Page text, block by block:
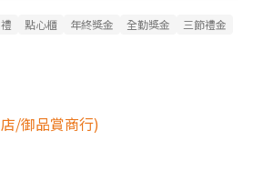
點心櫃 年終獎金 全勤獎金
三節禮金
/御品賞商行)